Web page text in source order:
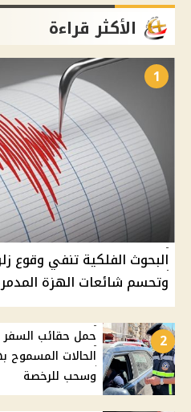
الأكثر قراءة
1
البحوث الفلكية تنفي وقوع
وتحسم شائعات الهزة
2
حمل حقائب السفر
الحالات المسموح
وسحب للرخصة